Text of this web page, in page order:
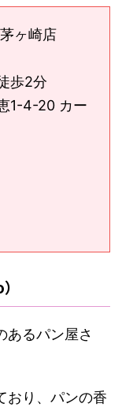
ヶ崎店
歩2分
1-4-20 カー
あるパン屋さ
おり、パンの香